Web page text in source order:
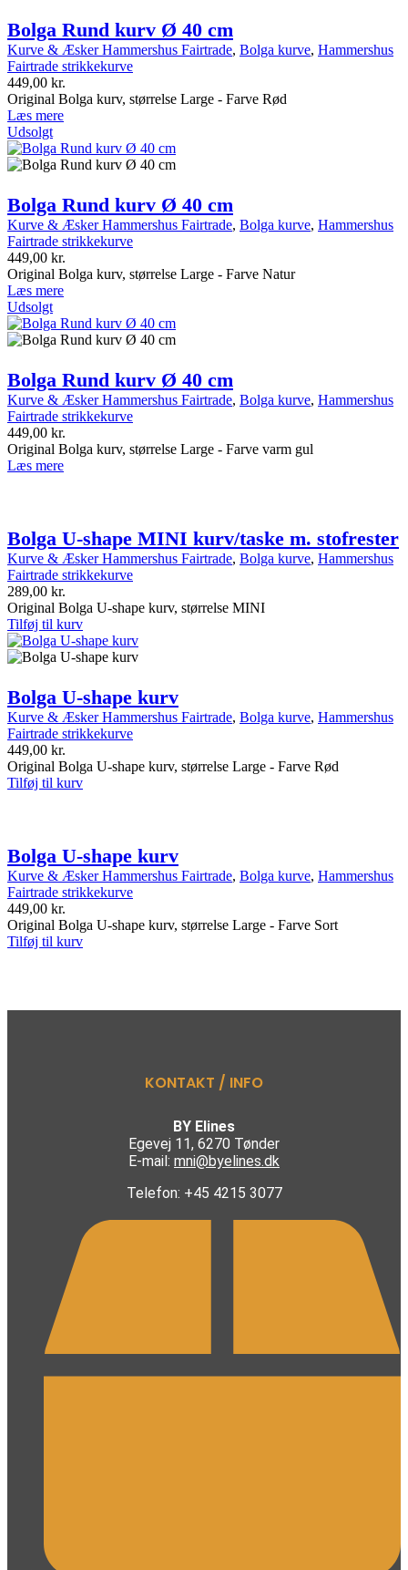
Bolga Rund kurv Ø 40 cm
Kurve & Æsker Hammershus Fairtrade, Bolga kurve, Hammershus
Fairtrade strikkekurve
449,00 kr.
Original Bolga kurv, størrelse Large - Farve Rød
Læs mere
Udsolgt
Bolga Rund kurv Ø 40 cm
Kurve & Æsker Hammershus Fairtrade, Bolga kurve, Hammershus
Fairtrade strikkekurve
449,00 kr.
Original Bolga kurv, størrelse Large - Farve Natur
Læs mere
Udsolgt
Bolga Rund kurv Ø 40 cm
Kurve & Æsker Hammershus Fairtrade, Bolga kurve, Hammershus
Fairtrade strikkekurve
449,00 kr.
Original Bolga kurv, størrelse Large - Farve varm gul
Læs mere
Bolga U-shape MINI kurv/taske m. stofrester
Kurve & Æsker Hammershus Fairtrade, Bolga kurve, Hammershus
Fairtrade strikkekurve
289,00 kr.
Original Bolga U-shape kurv, størrelse MINI
Tilføj til kurv
Bolga U-shape kurv
Kurve & Æsker Hammershus Fairtrade, Bolga kurve, Hammershus
Fairtrade strikkekurve
449,00 kr.
Original Bolga U-shape kurv, størrelse Large - Farve Rød
Tilføj til kurv
Bolga U-shape kurv
Kurve & Æsker Hammershus Fairtrade, Bolga kurve, Hammershus
Fairtrade strikkekurve
449,00 kr.
Original Bolga U-shape kurv, størrelse Large - Farve Sort
Tilføj til kurv
KONTAKT / INFO
BY Elines
Egevej 11, 6270 Tønder
E-mail: mni@byelines.dk
Telefon: +45 4215 3077